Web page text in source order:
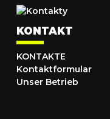
KONTAKT
KONTAKTE
Kontaktformular
Unser Betrieb